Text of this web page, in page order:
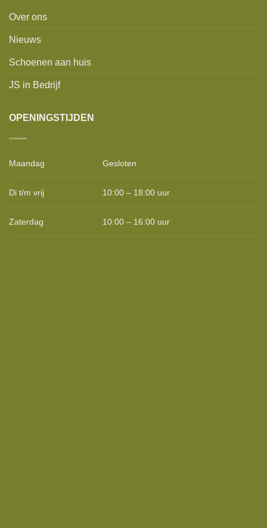
Over ons
Nieuws
Schoenen aan huis
JS in Bedrijf
OPENINGSTIJDEN
Maandag Gesloten
Di t/m vrij 10:00 – 18:00 uur
Zaterdag 10:00 – 16:00 uur